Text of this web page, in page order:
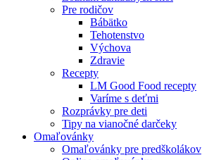
Pre rodičov
Bábätko
Tehotenstvo
Výchova
Zdravie
Recepty
LM Good Food recepty
Varíme s deťmi
Rozprávky pre deti
Tipy na vianočné darčeky
Omaľovánky
Omaľovánky pre predškolákov